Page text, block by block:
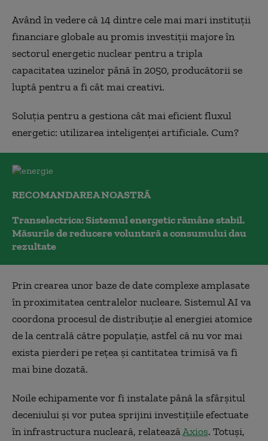
Având în vedere că 14 dintre cele mai mari instituții
financiare globale au promis investiții majore în
sectorul energetic nuclear pentru a tripla
capacitatea uzinelor până în 2050, producătorii se
luptă pentru a fi cât mai creativi.
Soluția pentru a gestiona cât mai eficient fluxul
energetic: utilizarea inteligenței artificiale. Cum?
RECOMANDAREA NOASTRĂ
Transelectrica: Sistemul energetic rămâne stabil.
Măsurile de reducere voluntară a consumului dau
rezultate
Prin crearea unor baze de date complexe amplasate
în proximitatea centralelor nucleare. Sistemul AI va
coordona procesul de distribuție al energiei atomice
de la centrală către populație, astfel că nu vor mai
exista pierderi pe rețea și cantitatea trimisă va fi
mai bine dozată.
Noile echipamente vor fi instalate până la sfârșitul
deceniului și vor putea sprijini investițiile efectuate
în infrastructura nucleară, relateazăAxios. Totuși,